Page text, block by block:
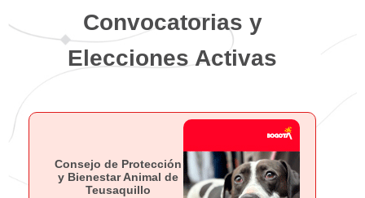
Convocatorias y
Elecciones Activas
Consejo de Protección
y Bienestar Animal de
Teusaquillo